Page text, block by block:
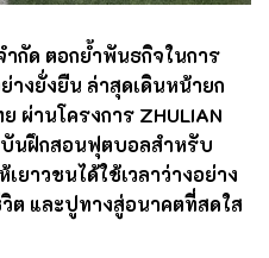
กัด ตอกย้ำพันธกิจในการ
างยั่งยืน ล่าสุดเดินหน้ายก
ผ่านโครงการ ZHULIAN
บันฝึกสอนฟุตบอลสำหรับ
ยาวชนได้ใช้เวลาว่างอย่าง
ต และปูทางสู่อนาคตที่สดใส